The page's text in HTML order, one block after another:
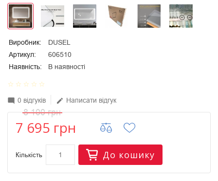
Виробник:
DUSEL
Артикул:
606510
Наявність:
В наявності
star_border star_border star_border star_border star_border
mode_comment 0 відгуків edit Написати відгук
8 100 грн
7 695 грн
Кількість До кошику